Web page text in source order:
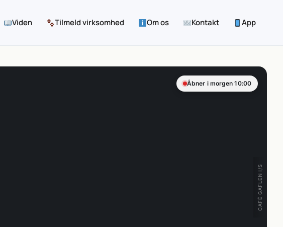
Viden Tilmeld virksomhed Om os Kontakt App
Åbner i morgen 10:00
CAFÉ GAFLEN I/S